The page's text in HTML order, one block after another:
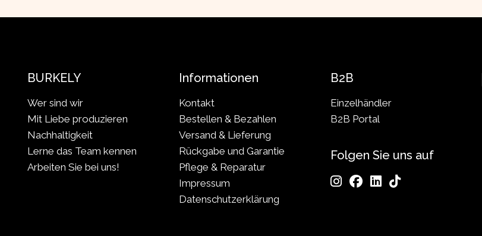
BURKELY
Wer sind wir
Mit Liebe produzieren
Nachhaltigkeit
Lerne das Team kennen
Arbeiten Sie bei uns!
Informationen
Kontakt
Bestellen & Bezahlen
Versand & Lieferung
Rückgabe und Garantie
Pflege & Reparatur
Impressum
Datenschutzerklärung
B2B
Einzelhändler
B2B Portal
Folgen Sie uns auf